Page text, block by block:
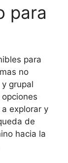
para
para
no
grupal
explorar y
de
hacia la